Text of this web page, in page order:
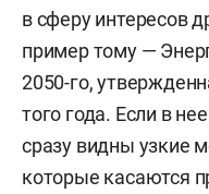
В сферу его
экспертизы входят
управление
промышленность, а
металлургия и
сторонником
в сферу интересов
пример тому —
2050-го,
того года. Если в
сразу видны узкие
которые касаются